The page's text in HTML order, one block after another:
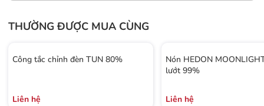
THƯỜNG ĐƯỢC MUA CÙNG
Công tắc chỉnh đèn TUN 80%
Liên hệ
Nón HEDON
lướt 99%
Liên hệ